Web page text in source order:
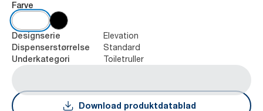
Farve
Designserie Elevation
Dispenserstørrelse Standard
Underkategori Toiletruller
Download produktdatablad